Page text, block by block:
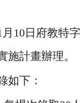
10日府教特
施計畫辦理。
如下：